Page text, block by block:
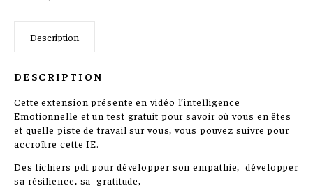
Description
DESCRIPTION
Cette extension présente en vidéo l’intelligence
Emotionnelle et un test gratuit pour savoir où vous en êtes
et quelle piste de travail sur vous, vous pouvez suivre pour
accroître cette IE.
Des fichiers pdf pour développer son empathie, développer
sa résilience, sa gratitude,